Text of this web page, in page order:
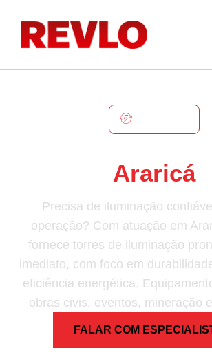
Araricá
Precisa de iluminação
operação? Com atuação em
fornece torres de iluminação
imediato, com foco em
eficiência energética.
obras civis, eventos, mineração
FALAR COM